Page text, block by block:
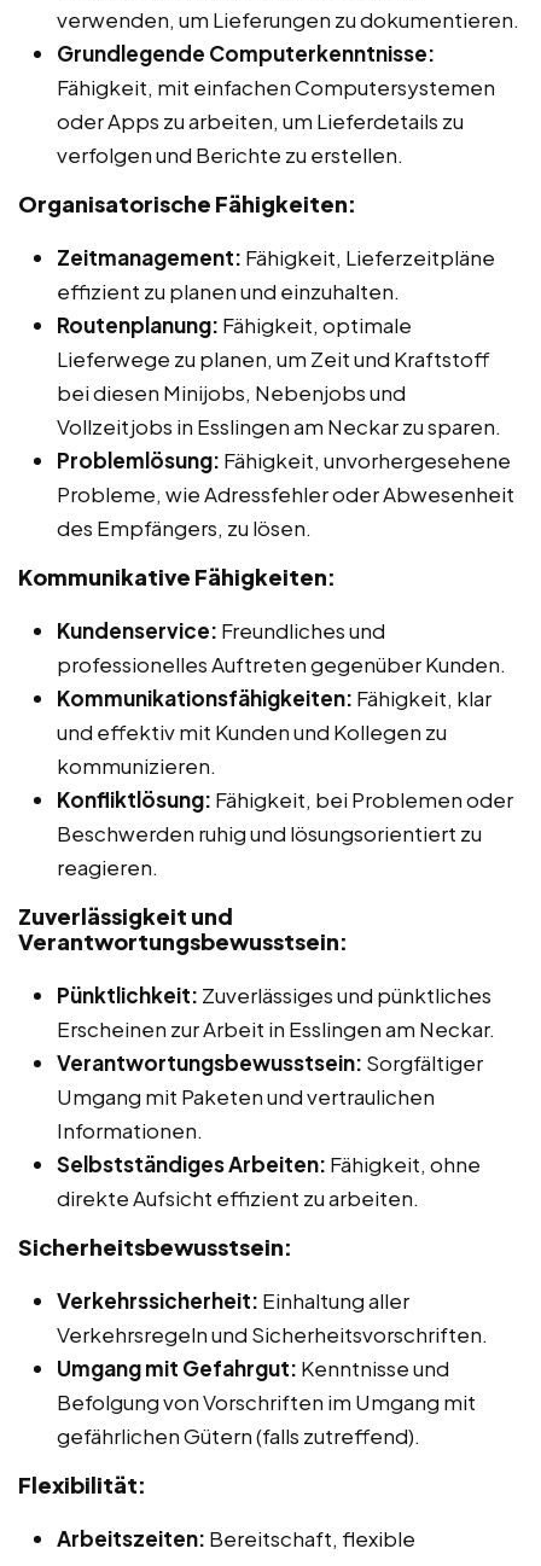
verwenden, um Lieferungen zu dokumentieren.
Grundlegende Computerkenntnisse:
Fähigkeit, mit einfachen Computersystemen
oder Apps zu arbeiten, um Lieferdetails zu
verfolgen und Berichte zu erstellen.
Organisatorische Fähigkeiten:
Zeitmanagement: Fähigkeit, Lieferzeitpläne
effizient zu planen und einzuhalten.
Routenplanung: Fähigkeit, optimale
Lieferwege zu planen, um Zeit und Kraftstoff
bei diesen Minijobs, Nebenjobs und
Vollzeitjobs in Esslingen am Neckar zu sparen.
Problemlösung: Fähigkeit, unvorhergesehene
Probleme, wie Adressfehler oder Abwesenheit
des Empfängers, zu lösen.
Kommunikative Fähigkeiten:
Kundenservice: Freundliches und
professionelles Auftreten gegenüber Kunden.
Kommunikationsfähigkeiten: Fähigkeit, klar
und effektiv mit Kunden und Kollegen zu
kommunizieren.
Konfliktlösung: Fähigkeit, bei Problemen oder
Beschwerden ruhig und lösungsorientiert zu
reagieren.
Zuverlässigkeit und
Verantwortungsbewusstsein:
Pünktlichkeit: Zuverlässiges und pünktliches
Erscheinen zur Arbeit in Esslingen am Neckar.
Verantwortungsbewusstsein: Sorgfältiger
Umgang mit Paketen und vertraulichen
Informationen.
Selbstständiges Arbeiten: Fähigkeit, ohne
direkte Aufsicht effizient zu arbeiten.
Sicherheitsbewusstsein:
Verkehrssicherheit: Einhaltung aller
Verkehrsregeln und Sicherheitsvorschriften.
Umgang mit Gefahrgut: Kenntnisse und
Befolgung von Vorschriften im Umgang mit
gefährlichen Gütern (falls zutreffend).
Flexibilität:
Arbeitszeiten: Bereitschaft, flexible